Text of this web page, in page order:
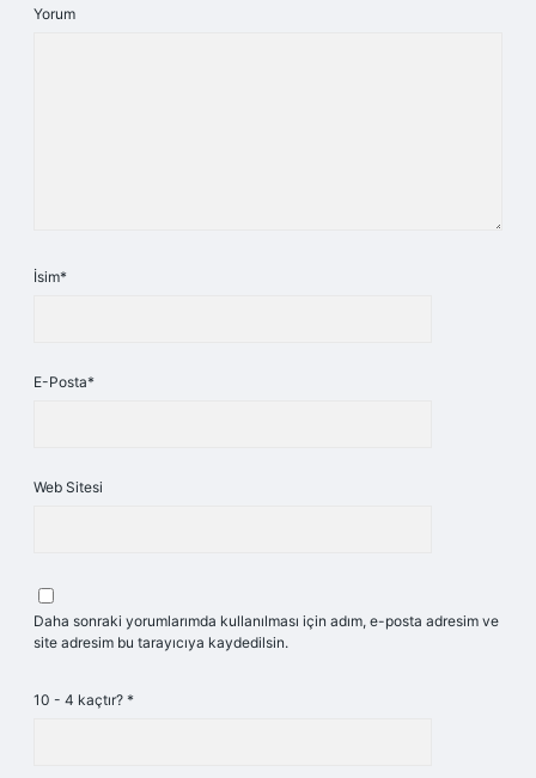
Yorum
İsim*
E-Posta*
Web Sitesi
Daha sonraki yorumlarımda kullanılması için adım, e-posta adresim ve
site adresim bu tarayıcıya kaydedilsin.
10 - 4 kaçtır? *